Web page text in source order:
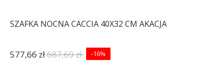
SZAFKA NOCNA CACCIA 40X32 CM AKACJA
577,66 zł687,69 zł -16%